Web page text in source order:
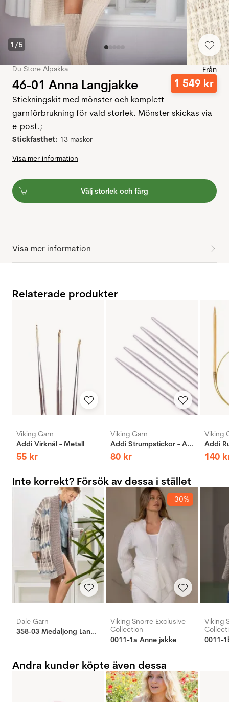
1 /5
Du Store Alpakka
46-01 Anna Langjakke
Från
1 549 kr
Stickningskit med mönster och komplett
garnförbrukning för vald storlek. Mönster skickas via
e-post.;
Stickfasthet: 13 maskor
Visa mer information
Välj storlek och färg
Visa mer information
Relaterade produkter
Viking Garn
Addi Virknål - Metall
55 kr
Viking Garn
Addi Strumpstickor - Aluminium
80 kr
Viking
140
Inte korrekt? Försök av dessa i stället
Dale Garn
358-03 Medaljong Langjakke
-30%
Viking Snorre Exclusive
Collection
0011-1a Anne jakke
Viking
0011-
Andra kunder köpte även dessa